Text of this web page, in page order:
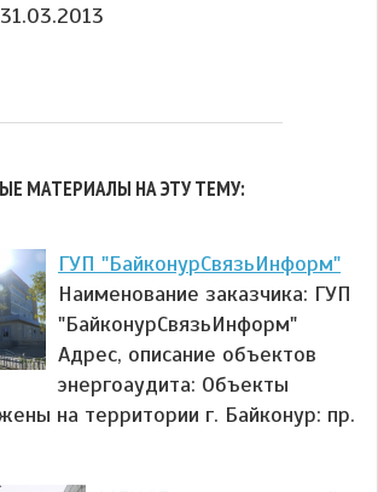
МАТЕРИАЛЫ НА ЭТУ ТЕМУ:
ГУП "БайконурСвязьИнформ"
Наименование заказчика: ГУП
"БайконурСвязьИнформ"
Адрес, описание объектов
энергоаудита: Объекты
на территории г. Байконур: пр.